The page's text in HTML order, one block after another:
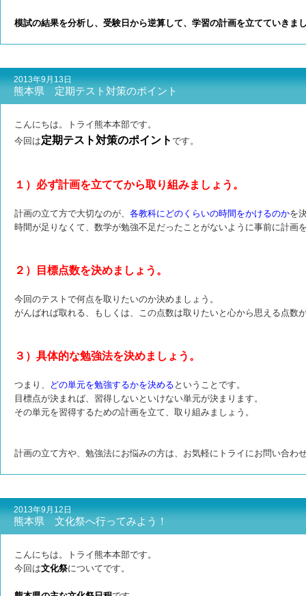
模試の結果を分析し、受験日から逆算して、学習の計画を立てていきま
2013年9月13日
熊本県 定期テスト対策のポイント
こんにちは。トライ熊本本部です。
今回は定期テスト対策のポイント です。
１）必ず計画を立ててから取り組みましょう。
計画の立て方で大切なのが、 各教科にどのくらいの時間をかけるのかを
時間が足りなくて、数学が勉強不足だったことがないように事前に計画
２）目標点数を決めましょう。
今回のテストで何点を取りたいのか決めましょう。
がんばれば取れる、もしくは、この点数は取りたいと心から思える点数
３）具体的な勉強法を決めましょう。
つまり、 どの単元を勉強するかを決める ということです。
目標点が決まれば、習得しないといけない単元が決まります。
その単元を習得するための計画を立て、取り組みましょう。
計画の立て方や、勉強法にお悩みの方は、お気軽にトライにお問い合わ
2013年9月12日
熊本県 文化祭へ行ってみよう！
こんにちは。トライ熊本本部です。
今回は文化祭についてです。